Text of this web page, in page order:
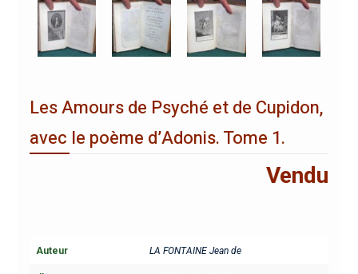
Les Amours de Psyché et de Cupidon,
avec le poème d’Adonis. Tome 1.
Vendu
Auteur LA FONTAINE Jean de